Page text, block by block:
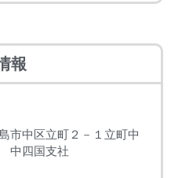
報
市中区立町２－１立町中
中四国支社